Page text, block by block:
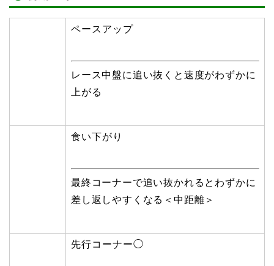
ペースアップ
レース中盤に追い抜くと速度がわずかに
上がる
食い下がり
最終コーナーで追い抜かれるとわずかに
差し返しやすくなる＜中距離＞
先行コーナー◯